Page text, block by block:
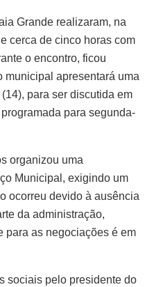
Grande realizaram, na
cerca de cinco horas com
o encontro, ficou
municipal apresentará uma
para ser discutida em
para segunda-
organizou uma
Municipal, exigindo um
ocorreu devido à ausência
da administração,
para as negociações é em
sociais pelo presidente do